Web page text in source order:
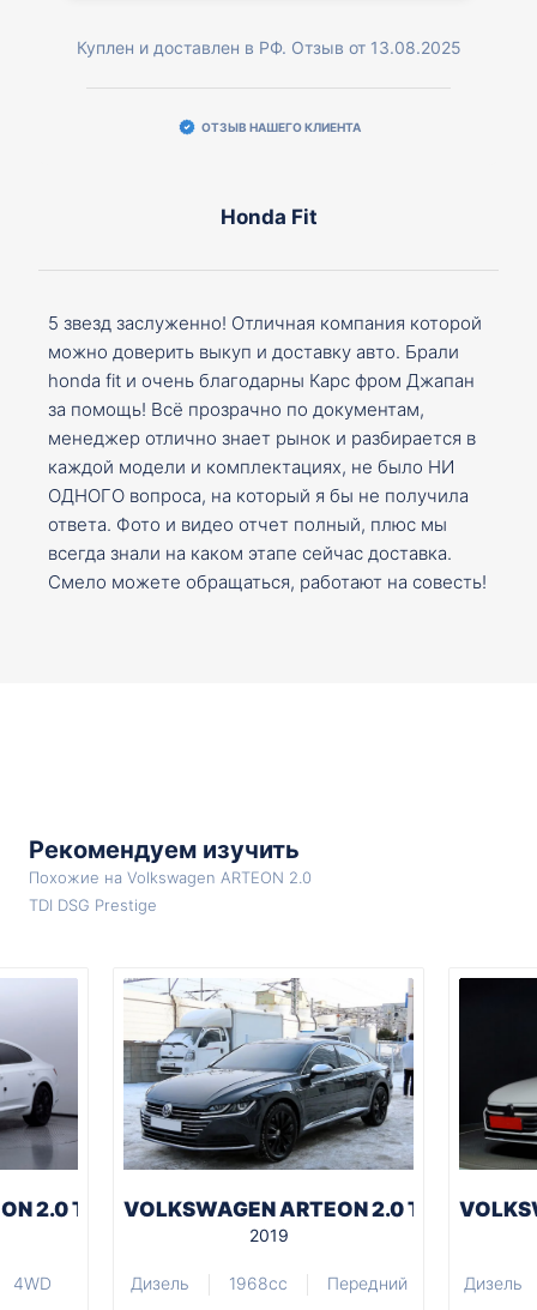
Куплен и доставлен в РФ. Отзыв от 13.08.2025
ОТЗЫВ НАШЕГО КЛИЕНТА
Honda Fit
5 звезд заслуженно! Отличная компания которой
можно доверить выкуп и доставку авто. Брали
honda fit и очень благодарны Карс фром Джапан
за помощь! Всё прозрачно по документам,
менеджер отлично знает рынок и разбирается в
каждой модели и комплектациях, не было НИ
ОДНОГО вопроса, на который я бы не получила
ответа. Фото и видео отчет полный, плюс мы
всегда знали на каком этапе сейчас доставка.
Смело можете обращаться, работают на совесть!
Рекомендуем изучить
Похожие на Volkswagen ARTEON 2.0
TDI DSG Prestige
2.0 TDI DSG PRESTIGE
4WD
VOLKSWAGEN ARTEON 2.0 TDI DSG R-
2019
Дизель 1968cc Передний Дизель